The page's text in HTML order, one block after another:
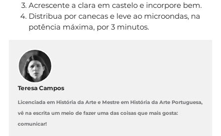
Acrescente a clara em castelo e incorpore bem.
Distribua por canecas e leve ao microondas, na
potência máxima, por 3 minutos.
Teresa Campos
Licenciada em História da Arte e Mestre em História da Arte Portuguesa,
vê na escrita um meio de fazer uma das coisas que mais gosta:
comunicar!